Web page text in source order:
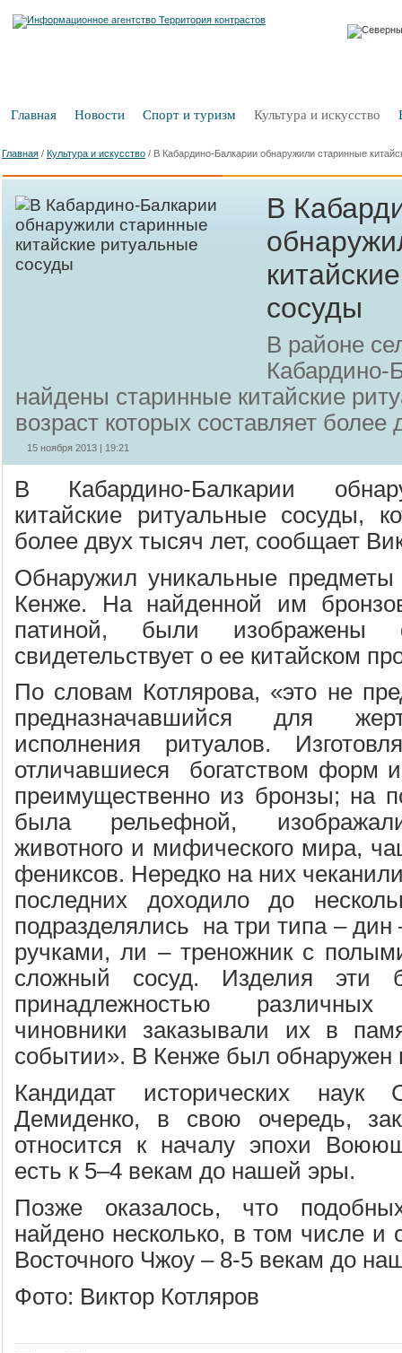
Главная Новости Спорт и туризм Культура и искусство
Главная / Культура и искусство / В Кабардино-Балкарии обнаружили старинные
В
сосуды
В районе
Кабардино-
найдены старинные китайские
возраст которых составляет более
15 ноября 2013 | 19:21
В Кабардино-Балкарии
китайские ритуальные сосуды,
более двух тысяч лет, сообщает
Обнаружил уникальные предметы
Кенже. На найденной им
патиной, были
свидетельствует о ее китайском
По словам Котлярова, «это не
предназначавшийся для
исполнения ритуалов.
отличавшиеся богатством форм и
преимущественно из бронзы; на
была рельефной,
животного и мифического мира,
фениксов. Нередко на них
последних доходило до
подразделялись на три типа – дин
ручками, ли – треножник с
сложный сосуд. Изделия эти
принадлежностью
чиновники заказывали их в
событии». В Кенже был обнаружен
Кандидат исторических наук
Демиденко, в свою очередь,
относится к началу эпохи
есть к 5–4 векам до нашей эры.
Позже оказалось, что
найдено несколько, в том числе и
Восточного Чжоу – 8-5 векам до
Фото: Виктор Котляров